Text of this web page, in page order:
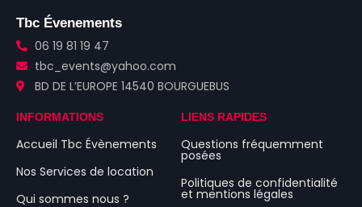
Tbc Évenements
06 19 81 19 47
tbc_events@yahoo.com
BD DE L’EUROPE 14540 BOURGUEBUS
INFORMATIONS
Accueil Tbc Évènements
Nos Services de location
Qui sommes nous ?
LIENS RAPIDES
Questions fréquemment
posées
Politiques de confidentialité
et mentions légales